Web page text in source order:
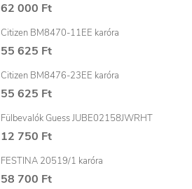
62 000 Ft
Citizen BM8470-11EE karóra
55 625 Ft
Citizen BM8476-23EE karóra
55 625 Ft
Fülbevalók Guess JUBE02158JWRHT
12 750 Ft
FESTINA 20519/1 karóra
58 700 Ft